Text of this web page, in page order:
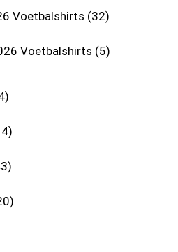
Voetbalshirts 32
Voetbalshirts 5